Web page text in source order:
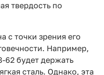
твердость по
с точки зрения его
Например,
62 будет держать
сталь. Однако, эта